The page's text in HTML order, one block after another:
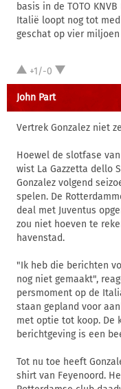
basis in de TOTO
Italië loopt nog tot
geschat op vier
+1/-0
John Part
Vertrek Gonzalez niet
Hoewel de slotfase
wist La Gazzetta dello
Gonzalez volgend
spelen. De
deal met Juventus
zou niet hoeven te
havenstad.
"Ik heb die berichten
nog niet gemaakt",
persmoment op de
staan gepland voor
met optie tot koop. De
berichtgeving is een
Tot nu toe heeft
shirt van Feyenoord.